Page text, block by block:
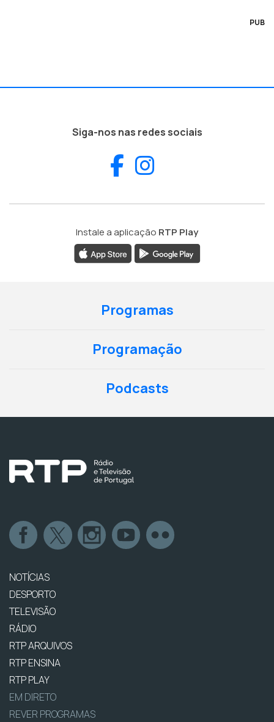
PUB
Siga-nos nas redes sociais
Facebook
Instale a aplicação RTP Play
Programas
Programação
Podcasts
NOTÍCIAS
DESPORTO
TELEVISÃO
RÁDIO
RTP ARQUIVOS
RTP ENSINA
RTP PLAY
EM DIRETO
REVER PROGRAMAS